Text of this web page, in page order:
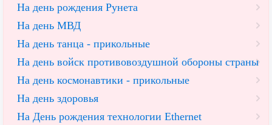
На день рождения Рунета
На день МВД
На день танца - прикольные
На день войск противовоздушной обороны страны
На день космонавтики - прикольные
На день здоровья
На День рождения технологии Ethernet